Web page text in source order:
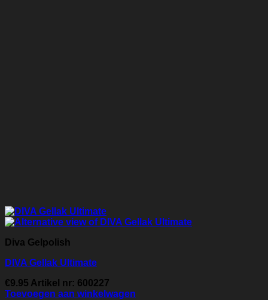
Diva Gelpolish
DIVA Gellak Ultimate
€9.95 Artikel nr: 600227
Toevoegen aan winkelwagen